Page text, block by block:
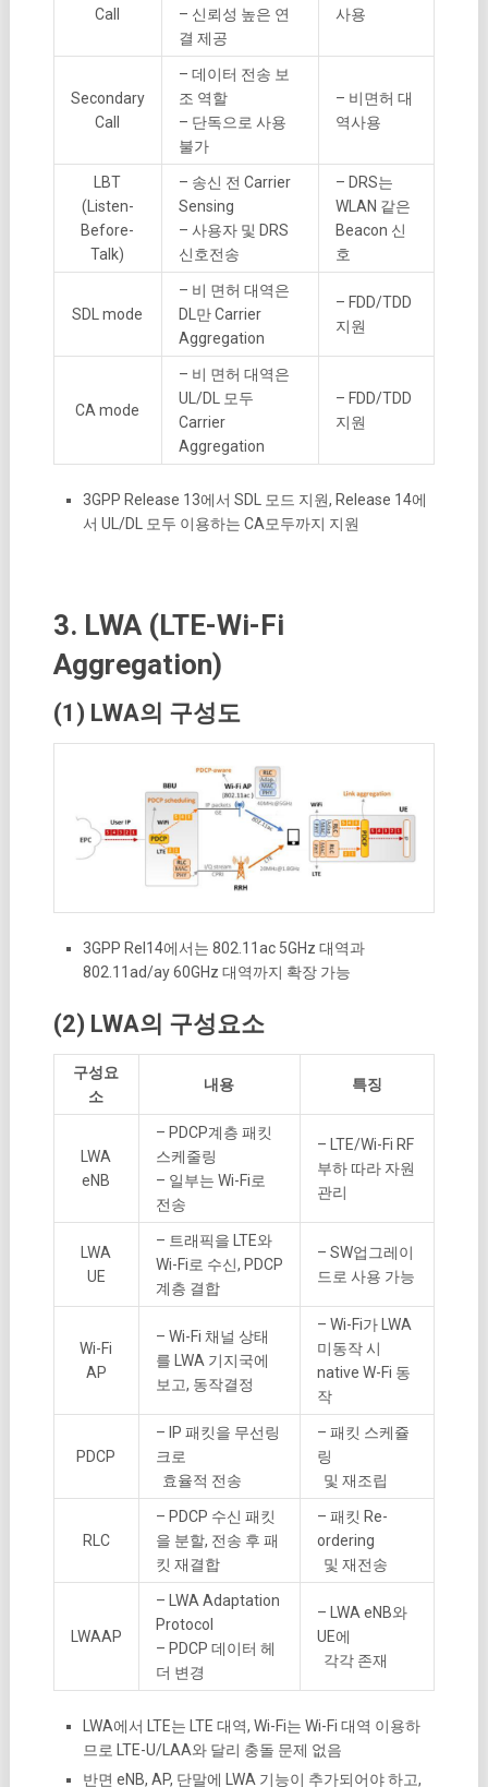
Call
– 신뢰성 높은 연
결 제공
사용
Secondary
Call
– 데이터 전송 보
조 역할
– 단독으로 사용
불가
– 비면허 대
역사용
LBT
(Listen-
Before-
Talk)
– 송신 전 Carrier
Sensing
– 사용자 및 DRS
신호전송
– DRS는
WLAN 같은
Beacon 신
호
SDL mode
– 비 면허 대역은
DL만 Carrier
Aggregation
– FDD/TDD
지원
CA mode
– 비 면허 대역은
UL/DL 모두
Carrier
Aggregation
– FDD/TDD
지원
3GPP Release 13에서 SDL 모드 지원, Release 14에
서 UL/DL 모두 이용하는 CA모두까지 지원
3. LWA (LTE-Wi-Fi
Aggregation)
(1) LWA의 구성도
3GPP Rel14에서는 802.11ac 5GHz 대역과
802.11ad/ay 60GHz 대역까지 확장 가능
(2) LWA의 구성요소
구성요
소
내용 특징
LWA
eNB
– PDCP계층 패킷
스케줄링
– 일부는 Wi-Fi로
전송
– LTE/Wi-Fi RF
부하 따라 자원
관리
LWA
UE
– 트래픽을 LTE와
Wi-Fi로 수신, PDCP
계층 결합
– SW업그레이
드로 사용 가능
Wi-Fi
AP
– Wi-Fi 채널 상태
를 LWA 기지국에
보고, 동작결정
– Wi-Fi가 LWA
미동작 시
native W-Fi 동
작
PDCP
– IP 패킷을 무선링
크로
효율적 전송
– 패킷 스케쥴
링
및 재조립
RLC
– PDCP 수신 패킷
을 분할, 전송 후 패
킷 재결합
– 패킷 Re-
ordering
및 재전송
LWAAP
– LWA Adaptation
Protocol
– PDCP 데이터 헤
더 변경
– LWA eNB와
UE에
각각 존재
LWA에서 LTE는 LTE 대역, Wi-Fi는 Wi-Fi 대역 이용하
므로 LTE-U/LAA와 달리 충돌 문제 없음
반면 eNB, AP, 단말에 LWA 기능이 추가되어야 하고,